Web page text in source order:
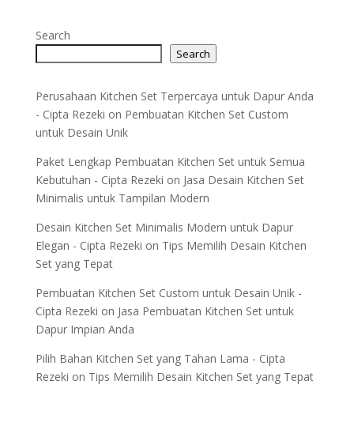
Search
Search
Perusahaan Kitchen Set Terpercaya untuk Dapur Anda
- Cipta Rezeki on Pembuatan Kitchen Set Custom
untuk Desain Unik
Paket Lengkap Pembuatan Kitchen Set untuk Semua
Kebutuhan - Cipta Rezeki on Jasa Desain Kitchen Set
Minimalis untuk Tampilan Modern
Desain Kitchen Set Minimalis Modern untuk Dapur
Elegan - Cipta Rezeki on Tips Memilih Desain Kitchen
Set yang Tepat
Pembuatan Kitchen Set Custom untuk Desain Unik -
Cipta Rezeki on Jasa Pembuatan Kitchen Set untuk
Dapur Impian Anda
Pilih Bahan Kitchen Set yang Tahan Lama - Cipta
Rezeki on Tips Memilih Desain Kitchen Set yang Tepat